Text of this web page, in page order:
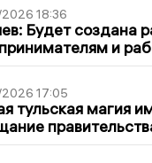
18:36
Будет создана
и
17:05
тульская магия